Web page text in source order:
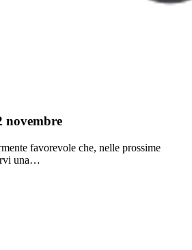
novembre
favorevole che, nelle prossime
una…